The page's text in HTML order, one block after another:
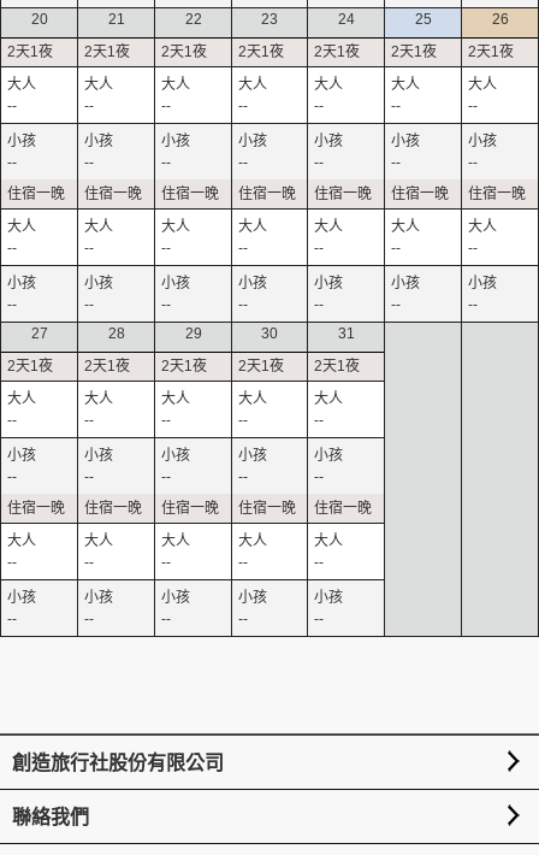
20
--
--
--
--
21
--
--
--
--
22
--
--
--
--
23
--
--
--
--
24
--
--
--
--
25
--
--
--
--
26
--
--
--
--
27
--
--
--
--
28
--
--
--
--
29
--
--
--
--
30
--
--
--
--
31
--
--
--
--
創造旅行社股份有限公司
聯絡我們